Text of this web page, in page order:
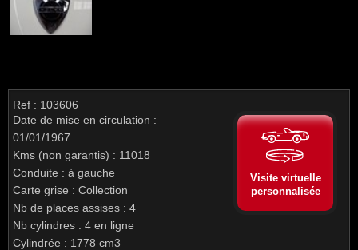
Ref : 103606
Date de mise en circulation :
01/01/1967
Kms (non garantis) : 11018
Conduite : à gauche
Carte grise : Collection
Nb de places assises : 4
Nb cylindres : 4 en ligne
Cylindrée : 1778 cm3
Visite virtuelle
personnalisée